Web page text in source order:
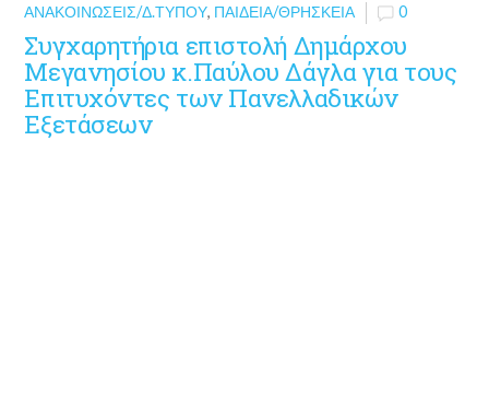
ΑΝΑΚΟΙΝΏΣΕΙΣ/Δ.ΤΎΠΟΥ, ΠΑΙΔΕΊΑ/ΘΡΗΣΚΕΊΑ 0
Συγχαρητήρια επιστολή Δημάρχου
Μεγανησίου κ.Παύλου Δάγλα για τους
Επιτυχόντες των Πανελλαδικών
Εξετάσεων